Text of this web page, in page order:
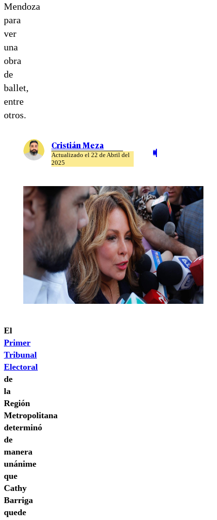
Mendoza
para
ver
una
obra
de
ballet,
entre
otros.
Cristián Meza
Actualizado el 22 de Abril del
2025
El
Primer
Tribunal
Electoral
de
la
Región
Metropolitana
determinó
de
manera
unánime
que
Cathy
Barriga
quede